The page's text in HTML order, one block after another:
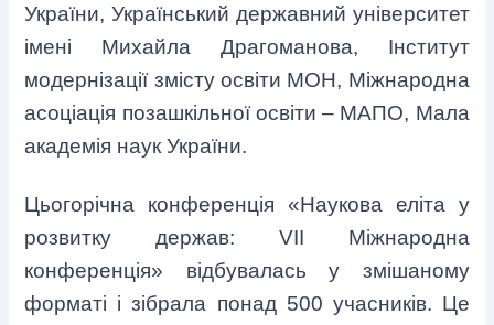
України, Український державний університет
імені Михайла Драгоманова, Інститут
модернізації змісту освіти МОН, Міжнародна
асоціація позашкільної освіти – МАПО, Мала
академія наук України.
Цьогорічна конференція «Наукова еліта у
розвитку держав: VІІ Міжнародна
конференція» відбувалась у змішаному
форматі і зібрала понад 500 учасників. Це